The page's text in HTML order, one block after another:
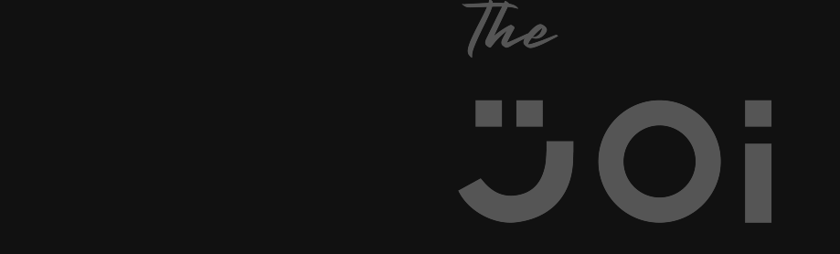
กลายเป็นอาหารยอดนิยมในอนาคตอย่างแน่นอน โดย
แมลงสาบชนิดนี้จะ ผลึกโปรตีนที่คล้ายกับนมขึ้นมาใน
ระหว่างที่เลี้ยงตัวอ่อนขณะที่ลูกๆของมันอยู่ในท้อง